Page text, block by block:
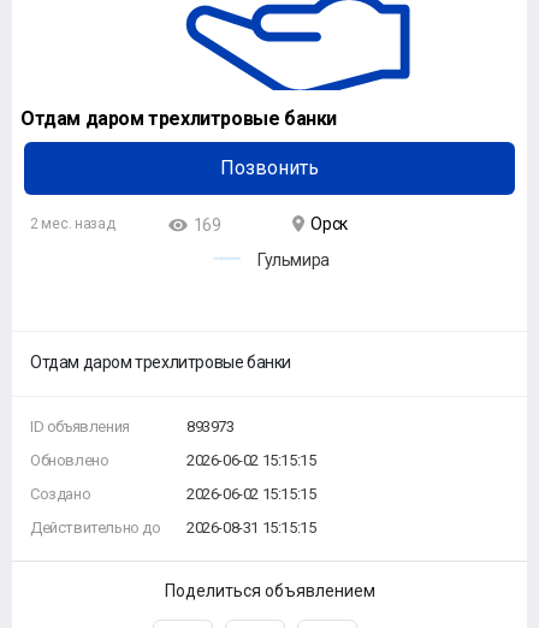
Отдам даром трехлитровые банки
Позвонить
2 мес. назад 169
Орск
Гульмира
Отдам даром трехлитровые банки
ID объявления
Обновлено
Создано
Действительно до
893973
2026-06-02 15:15:15
2026-06-02 15:15:15
2026-08-31 15:15:15
Поделиться объявлением